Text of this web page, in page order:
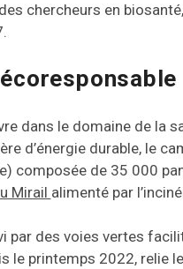
chercheurs en
dans le domaine de la
d’énergie durable, le
composée de 35 000
Mirail alimenté par
par des voies vertes
le printemps 2022, relie